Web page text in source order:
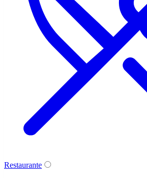
Restaurante